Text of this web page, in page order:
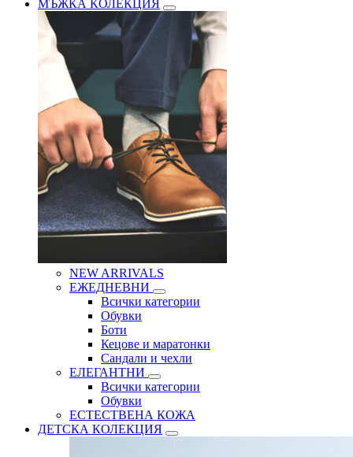
МЪЖКА КОЛЕКЦИЯ
NEW ARRIVALS
ЕЖЕДНЕВНИ
Всички категории
Обувки
Боти
Кецове и маратонки
Сандали и чехли
ЕЛЕГАНТНИ
Всички категории
Обувки
ЕСТЕСТВЕНА КОЖА
ДЕТСКА КОЛЕКЦИЯ